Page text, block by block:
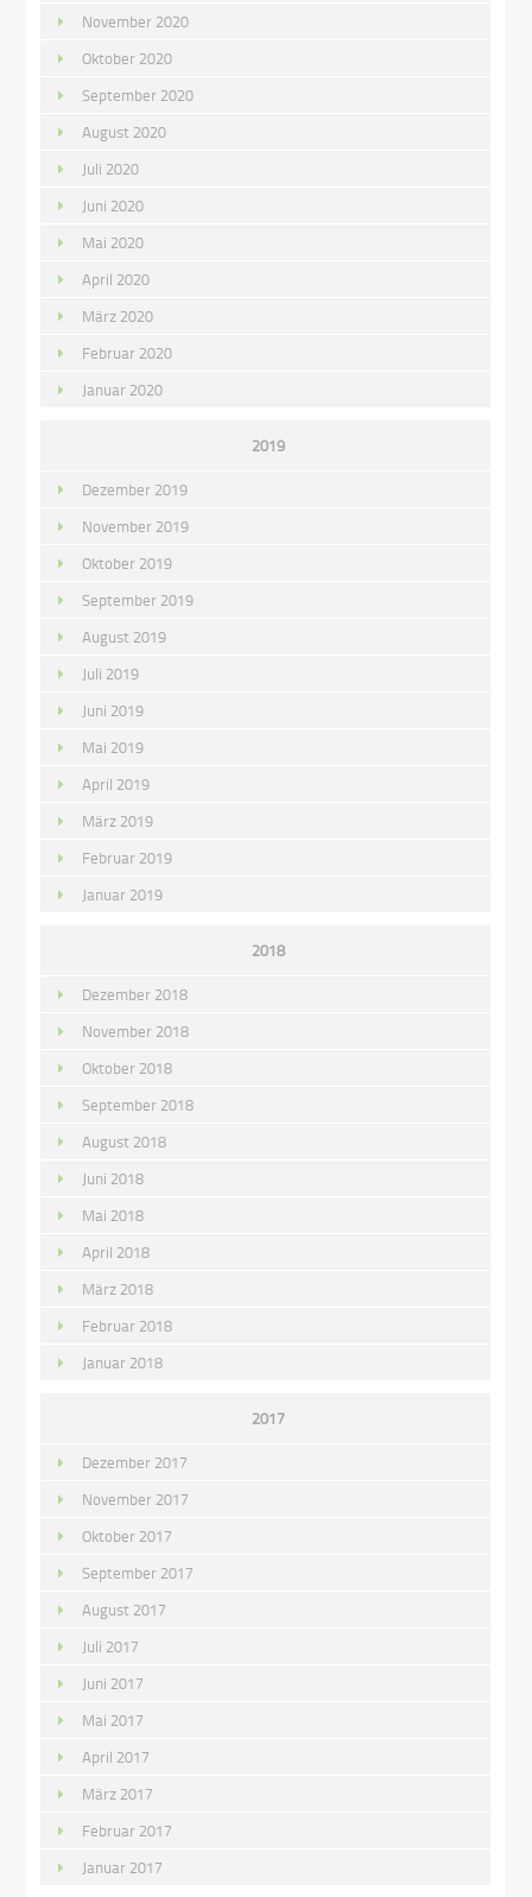
November 2020
Oktober 2020
September 2020
August 2020
Juli 2020
Juni 2020
Mai 2020
April 2020
März 2020
Februar 2020
Januar 2020
2019
Dezember 2019
November 2019
Oktober 2019
September 2019
August 2019
Juli 2019
Juni 2019
Mai 2019
April 2019
März 2019
Februar 2019
Januar 2019
2018
Dezember 2018
November 2018
Oktober 2018
September 2018
August 2018
Juni 2018
Mai 2018
April 2018
März 2018
Februar 2018
Januar 2018
2017
Dezember 2017
November 2017
Oktober 2017
September 2017
August 2017
Juli 2017
Juni 2017
Mai 2017
April 2017
März 2017
Februar 2017
Januar 2017